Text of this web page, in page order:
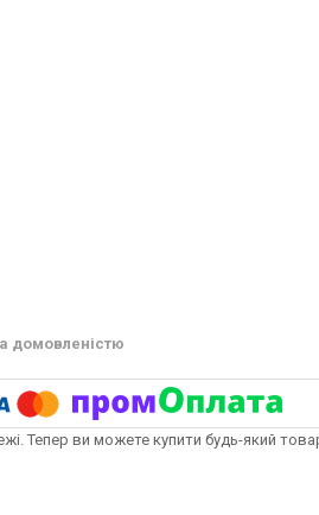
домовленістю
Тепер ви можете купити будь-який